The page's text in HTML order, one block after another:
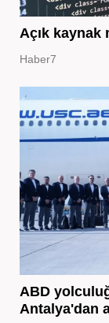
Açık kaynak
Haber7
ABD
Antalya'dan